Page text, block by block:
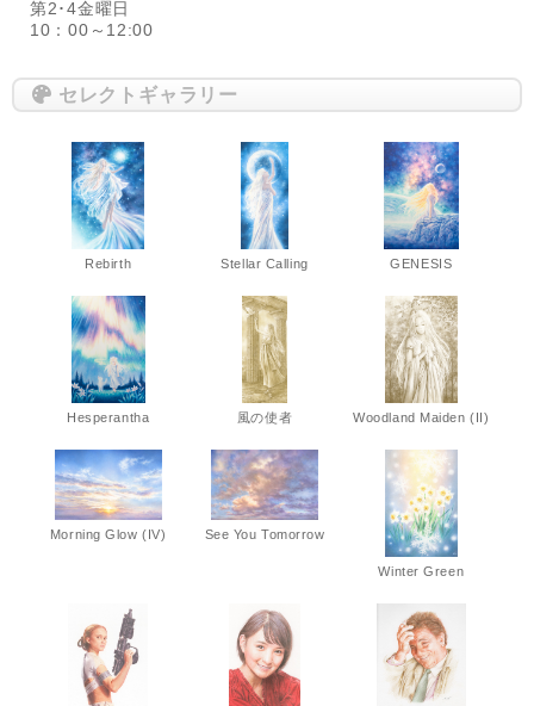
第2･4金曜日
10：00～12:00
セレクトギャラリー
Rebirth Stellar Calling GENESIS
Hesperantha 風の使者 Woodland Maiden (II)
Morning Glow (IV) See You Tomorrow
Winter Green